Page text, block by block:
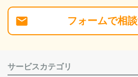
フォームで相談
サービスカテゴリ